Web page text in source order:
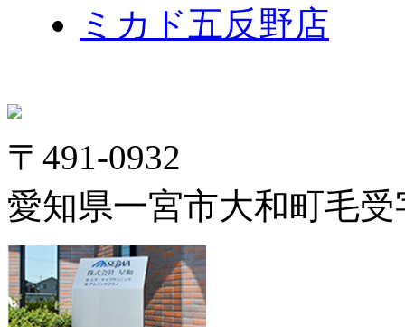
ミカド五反野店
〒491-0932
愛知県一宮市大和町毛受